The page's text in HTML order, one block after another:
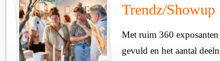
Trendz/Showup
Met ruim 360
gevuld en het aantal